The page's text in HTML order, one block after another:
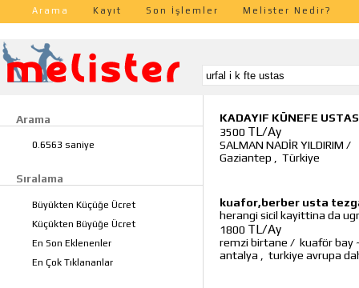
Arama Kayıt Son İşlemler Melister Nedir?
Arama
0.6563 saniye
Sıralama
Büyükten Küçüğe Ücret
Küçükten Büyüğe Ücret
En Son Eklenenler
En Çok Tıklananlar
KADAYIF KÜNEFE
3500 TL/Ay
SALMAN NADİR YILDIRIM /
Gaziantep
Türkiye
kuafor,berber usta
herangi sicil kayittina da
1800 TL/Ay
remzi birtane / kuaför bay
antalya
turkiye avrupa